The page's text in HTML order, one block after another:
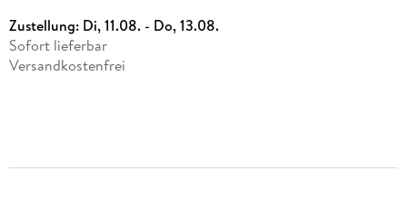
Zustellung: Di, 11.08. - Do, 13.08.
Sofort lieferbar
Versandkostenfrei